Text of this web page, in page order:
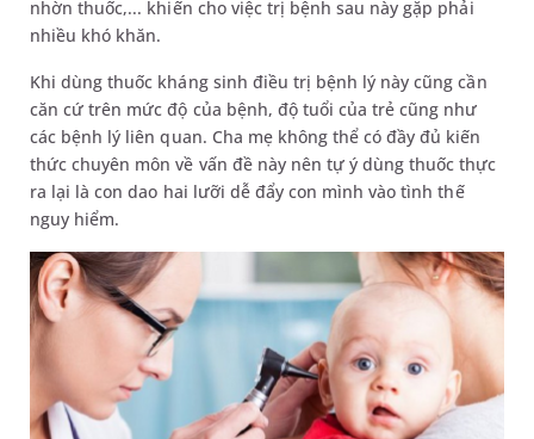
nhờn thuốc,... khiến cho việc trị bệnh sau này gặp phải
nhiều khó khăn.
Khi dùng thuốc kháng sinh điều trị bệnh lý này cũng cần
căn cứ trên mức độ của bệnh, độ tuổi của trẻ cũng như
các bệnh lý liên quan. Cha mẹ không thể có đầy đủ kiến
thức chuyên môn về vấn đề này nên tự ý dùng thuốc thực
ra lại là con dao hai lưỡi dễ đẩy con mình vào tình thế
nguy hiểm.